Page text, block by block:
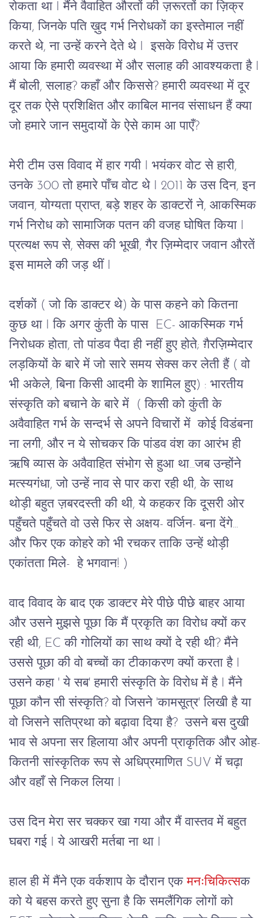
रोकता था I मैंने वैवाहित औरतों की ज़रूरतों का ज़िक्र
किया, जिनके पति ख़ुद गर्भ निरोधकों का इस्तेमाल नहीं
करते थे, ना उन्हें करने देते थे I इसके विरोध में उत्तर
आया कि हमारी व्यवस्था में और सलाह की आवश्यकता है I
मैं बोली, सलाह? कहाँ और किससे? हमारी व्यवस्था में दूर
दूर तक ऐसे प्रशिक्षित और काबिल मानव संसाधन हैं क्या
जो हमारे जान समुदायों के ऐसे काम आ पाएँ?
मेरी टीम उस विवाद में हार गयी I भयंकर वोट से हारी,
उनके 300 तो हमारे पाँच वोट थे I 2011 के उस दिन, इन
जवान, योग्यता प्राप्त, बड़े शहर के डाक्टरों ने, आकस्मिक
गर्भ निरोध को सामाजिक पतन की वजह घोषित किया I
प्रत्यक्ष रूप से, सेक्स की भूखी, गैर ज़िम्मेदार जवान औरतें
इस मामले की जड़ थीं I
दर्शकों ( जो कि डाक्टर थे) के पास कहने को कितना
कुछ था I कि अगर कुंती के पास  EC- आकस्मिक गर्भ
निरोधक होता, तो पांडव पैदा ही नहीं हुए होते; ग़ैरज़िम्मेदार
लड़कियों के बारे में जो सारे समय सेक्स कर लेती हैं ( वो
भी अकेले, बिना किसी आदमी के शामिल हुए) : भारतीय
संस्कृति को बचाने के बारे में  ( किसी को कुंती के
अवैवाहित गर्भ के सन्दर्भ से अपने विचारों में  कोई विडंबना
ना लगी, और न ये सोचकर कि पांडव वंश का आरंभ ही
ऋषि व्यास के अवैवाहित संभोग से हुआ था...जब उन्होंने
मत्स्यगंधा, जो उन्हें नाव से पार करा रही थी, के साथ
थोड़ी बहुत ज़बरदस्ती की थी, ये कहकर कि दूसरी ओर
पहुँचते पहुँचते वो उसे फिर से अक्षय- वर्जिन- बना देंगे...
और फिर एक कोहरे को भी रचकर ताकि उन्हें थोड़ी
एकांतता मिले-  हे भगवान! )
वाद विवाद के बाद एक डाक्टर मेरे पीछे पीछे बाहर आया
और उसने मुझसे पूछा कि मैं प्रकृति का विरोध क्यों कर
रही थी, EC की गोलियों का साथ क्यों दे रही थी? मैंने
उससे पूछा की वो बच्चों का टीकाकरण क्यों करता है I
उसने कहा ' ये सब' हमारी संस्कृति के विरोध में है I मैंने
पूछा कौन सी संस्कृति? वो जिसने 'कामसूत्र' लिखी है या
वो जिसने सतिप्रथा को बढ़ावा दिया है? उसने बस दुखी
भाव से अपना सर हिलाया और अपनी प्राकृतिक और ओह-
कितनी सांस्कृतिक रूप से अधिप्रमाणित SUV में चढ़ा
और वहाँ से निकल लिया I
उस दिन मेरा सर चक्कर खा गया और मैं वास्तव में बहुत
घबरा गई I ये आखरी मर्तबा ना था I
हाल ही में मैंने एक वर्कशाप के दौरान एक मनःचिकित्सक
को ये बहस करते हुए सुना है कि समलैंगिक लोगों को